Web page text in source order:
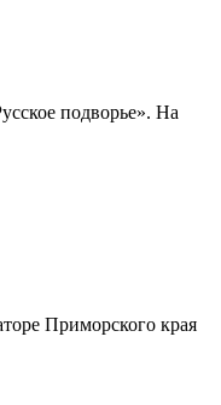
подворье». На
Приморского края